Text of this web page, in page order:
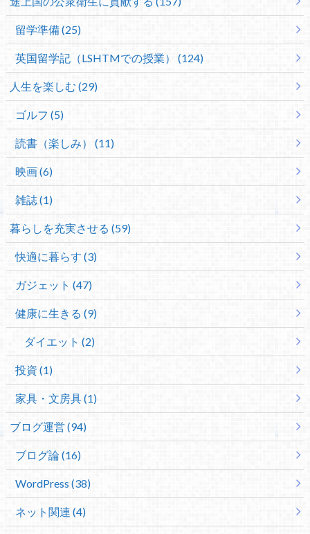
留学準備 (25)
英国留学記（LSHTMでの授業） (124)
人生を楽しむ (29)
ゴルフ (5)
読書（楽しみ） (11)
映画 (6)
雑誌 (1)
暮らしを充実させる (59)
快適に暮らす (3)
ガジェット (47)
健康に生きる (9)
ダイエット (2)
投資 (1)
家具・文房具 (1)
ブログ運営 (94)
ブログ論 (16)
WordPress (38)
ネット関連 (4)